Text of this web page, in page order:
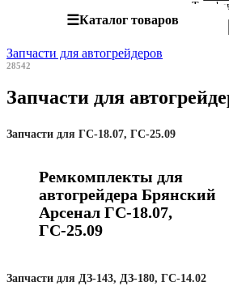
☰Каталог товаров
Запчасти для автогрейдеров
28542
Запчасти для
Запчасти для ГС-18.07, ГС-25.09
Ремкомплекты для
автогрейдера Брянский
Арсенал ГС-18.07,
ГС-25.09
Запчасти для ДЗ-143, ДЗ-180, ГС-14.02